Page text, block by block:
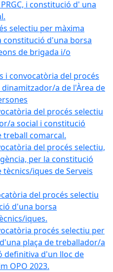
i constitució d' una
selectiu per màxima
constitució d'una borsa
de brigada i/o
i convocatòria del procés
a de l'Àrea de
del procés selectiu
a social i constitució
treball comarcal.
del procés selectiu,
per la constitució
iques de Serveis
del procés selectiu
d'una borsa
iques.
procés selectiu per
plaça de treballador/a
definitiva d'un lloc de
OPO 2023.